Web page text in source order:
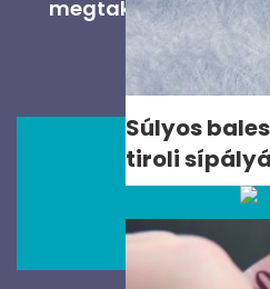
Súlyos
tiroli
megtakarítást?